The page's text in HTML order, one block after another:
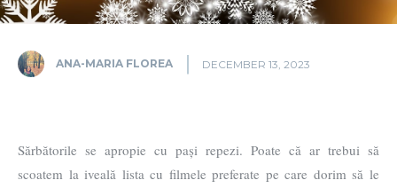
ANA-MARIA FLOREA DECEMBER 13, 2023
Sărbătorile se apropie cu pași repezi. Poate că ar trebui să
scoatem la iveală lista cu filmele preferate pe care dorim să le